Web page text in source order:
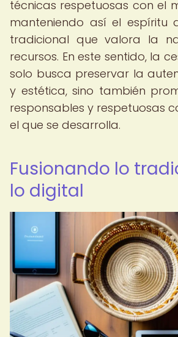
técnicas respetuosas con el
manteniendo así el espíritu
tradicional que valora la
recursos. En este sentido, la
solo busca preservar la
y estética, sino también
responsables y respetuosas
el que se desarrolla.
Fusionando lo
lo digital